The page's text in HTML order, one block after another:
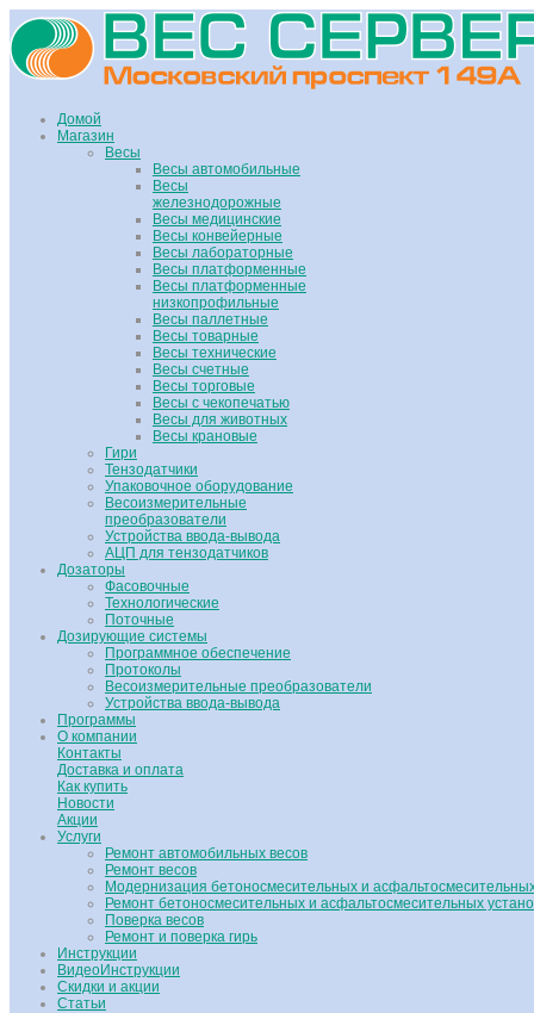
Домой
Магазин
Весы
Весы автомобильные
Весы
железнодорожные
Весы медицинские
Весы конвейерные
Весы лабораторные
Весы платформенные
Весы платформенные
низкопрофильные
Весы паллетные
Весы товарные
Весы технические
Весы счетные
Весы торговые
Весы с чекопечатью
Весы для животных
Весы крановые
Гири
Тензодатчики
Упаковочное оборудование
Весоизмерительные
преобразователи
Устройства ввода-вывода
АЦП для тензодатчиков
Дозаторы
Фасовочные
Технологические
Поточные
Дозирующие системы
Программное обеспечение
Протоколы
Весоизмерительные преобразователи
Устройства ввода-вывода
Программы
О компании
Контакты
Доставка и оплата
Как купить
Новости
Акции
Услуги
Ремонт автомобильных весов
Ремонт весов
Модернизация бетоносмесительных и
Ремонт бетоносмесительных и асфальтосмесительных
Поверка весов
Ремонт и поверка гирь
Инструкции
ВидеоИнструкции
Скидки и акции
Статьи